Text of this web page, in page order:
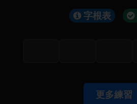
字根表
更多練習